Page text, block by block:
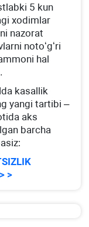
5 kun
хodimlar
nazorat
notoʻgʻri
hal
kasallik
yangi tartibi –
aks
barcha
>